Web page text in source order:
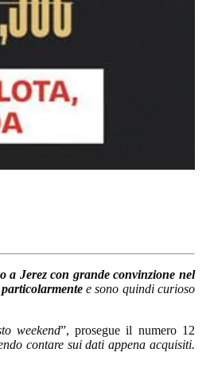
a Jerez con grande convinzione nel
e sono quindi curioso
weekend”, prosegue il numero 12
contare sui dati appena acquisiti.